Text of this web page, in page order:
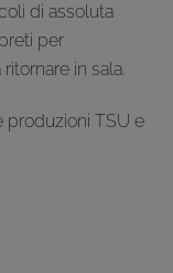
di assoluta
per
in sala.
produzioni TSU e